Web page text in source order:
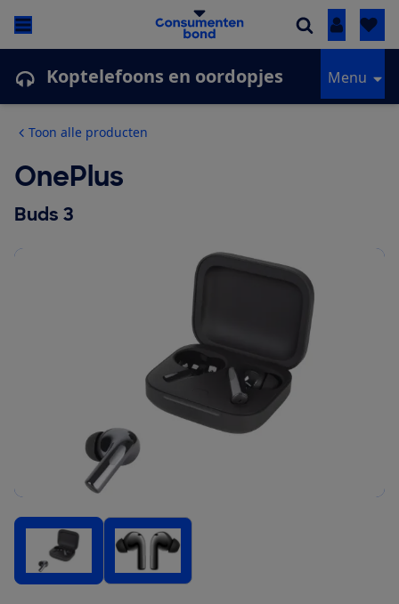
Inloggen
Koptelefoons en oordopjes Menu
Toon alle producten
OnePlus
Buds 3